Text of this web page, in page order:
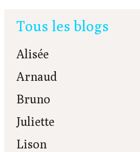
Tous les blogs
Alisée
Arnaud
Bruno
Juliette
Lison